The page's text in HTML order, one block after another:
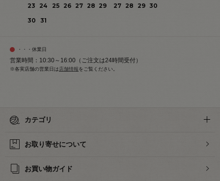
23
24 25 26 27 28 29
30
31
27 28 29 30
・・・休業日
営業時間：10:30～16:00（ご注文は24時間受付）
※各実店舗の営業日は 店舗情報をご覧ください。
カテゴリ
お取り寄せについて
お買い物ガイド